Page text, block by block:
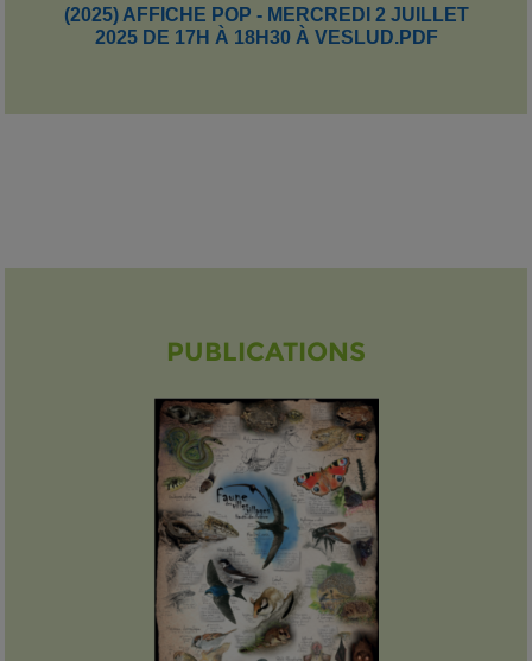
(2025) AFFICHE POP - MERCREDI 2 JUILLET
2025 DE 17H À 18H30 À VESLUD.PDF
PUBLICATIONS